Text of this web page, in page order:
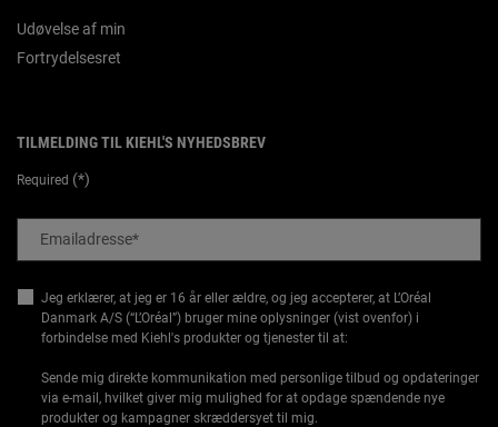
Udøvelse af min
Fortrydelsesret
TILMELDING TIL KIEHL'S NYHEDSBREV
Required (*)
Emailadresse*
Jeg erklærer, at jeg er 16 år eller ældre, og jeg accepterer, at L’Oréal
Danmark A/S (“L’Oréal”) bruger mine oplysninger (vist ovenfor) i
forbindelse med Kiehl's produkter og tjenester til at:
Sende mig direkte kommunikation med personlige tilbud og opdateringer
via e-mail, hvilket giver mig mulighed for at opdage spændende nye
produkter og kampagner skræddersyet til mig.